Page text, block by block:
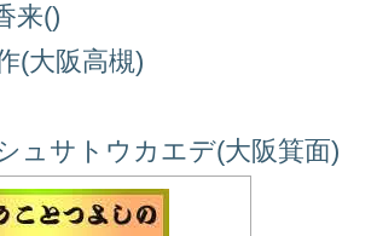
来()
(大阪高槻)
ュサトウカエデ(大阪箕面)